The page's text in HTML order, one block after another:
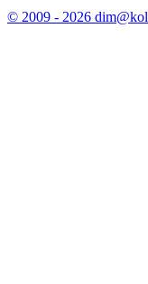
© 2009 - 2026 dim@kol